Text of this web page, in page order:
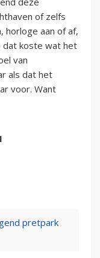
of zelfs
horloge aan of af,
dat koste wat het
van
als dat het
voor. Want
pretpark